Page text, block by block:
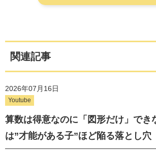
関連記事
2026年07月16日
Youtube
算数は得意なのに「図形だけ」で
は”才能がある子”ほど陥る落とし穴